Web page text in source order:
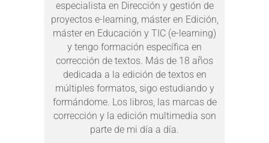
especialista en Dirección y gestión de
proyectos e-learning, máster en Edición,
máster en Educación y TIC (e-learning)
y tengo formación específica en
corrección de textos. Más de 18 años
dedicada a la edición de textos en
múltiples formatos, sigo estudiando y
formándome. Los libros, las marcas de
corrección y la edición multimedia son
parte de mi día a día.